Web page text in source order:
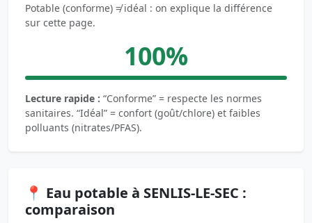
Potable (conforme) ≠ idéal : on explique la différence
sur cette page.
100%
Lecture rapide : “Conforme” = respecte les normes
sanitaires. “Idéal” = confort (goût/chlore) et faibles
polluants (nitrates/PFAS).
📍 Eau potable à SENLIS-LE-SEC :
comparaison